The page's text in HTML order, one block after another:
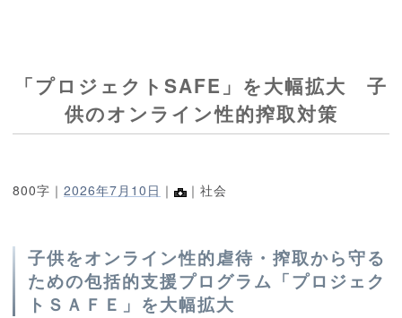
「プロジェクトSAFE」を大幅拡大 子
供のオンライン性的搾取対策
800字｜ 2026年7月10日 ｜ ｜社会
子供をオンライン性的虐待・搾取から守る
ための包括的支援プログラム「プロジェク
トＳＡＦＥ」を大幅拡大